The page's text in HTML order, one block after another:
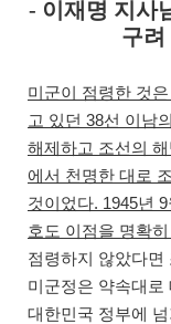
- 이재명 지사
구려
미군이 점령한 것
고 있던 38선 이남
해제하고 조선의
에서 천명한 대로
것이었다. 1945년 9
호도 이점을 명확
점령하지 않았다면
미군정은 약속대로
대한민국 정부에